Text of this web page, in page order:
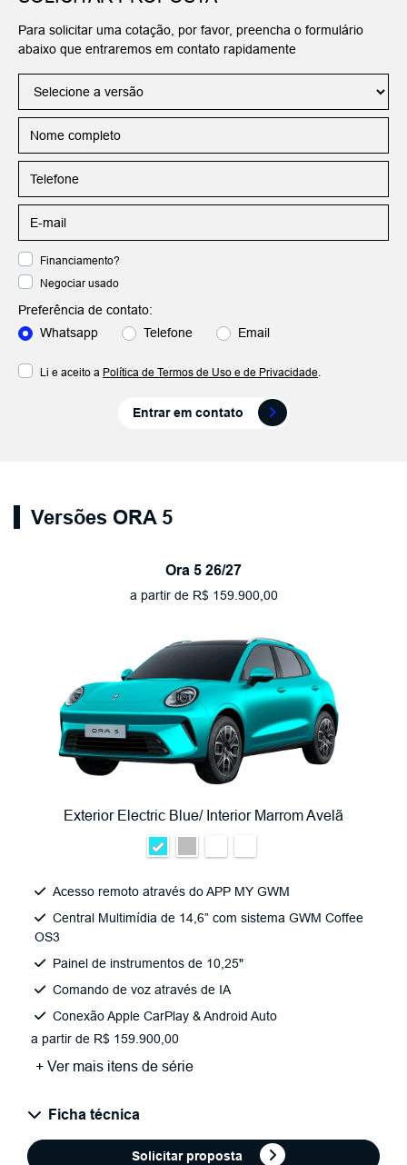
Para solicitar uma cotação, por favor, preencha o formulário
abaixo que entraremos em contato rapidamente
Financiamento?
Negociar usado
Preferência de contato:
Whatsapp
Telefone Email
Li e aceito a Política de Termos de Uso e de Privacidade.
Entrar em contato
Versões ORA 5
Ora 5 26/27
a partir de R$ 159.900,00
Exterior Electric Blue/ Interior Marrom Avelã
Acesso remoto através do APP MY GWM
Central Multimídia de 14,6” com sistema GWM Coffee
OS3
Painel de instrumentos de 10,25"
Comando de voz através de IA
Conexão Apple CarPlay & Android Auto
a partir de R$ 159.900,00
+ Ver mais itens de série
Ficha técnica
Solicitar proposta